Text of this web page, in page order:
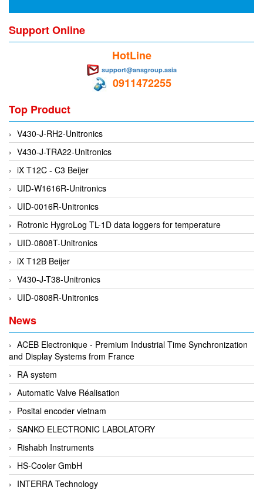
FAIRCHILD
FANUC
FDM/ F.lli Della Marca Srl
FESTO
FHF (EATON Crouse-Hinds)
Fife/ Maxcess
Fimet
Fine Suntronix
FineTek
Finna Sensors Vietnam
Fireye
Fischer
Fisher
FISO Vietnam
FLENDER
Flexaust
Flexim
FLIR
FLOMAG
flotron
Flow Force/ Super Green Power-Tech
Floweserve/PMV
Flowline
Flow-Mon
Support Online
HotLine
support@ansgroup.asia
0911472255
Top Product
V430-J-RH2-Unitronics
V430-J-TRA22-Unitronics
iX T12C - C3 Beijer
UID-W1616R-Unitronics
UID-0016R-Unitronics
Rotronic HygroLog TL-1D data loggers for temperature
UID-0808T-Unitronics
iX T12B Beijer
V430-J-T38-Unitronics
UID-0808R-Unitronics
News
ACEB Electronique - Premium Industrial Time Synchronization
and Display Systems from France
RA system
Automatic Valve Réalisation
Posital encoder vietnam
SANKO ELECTRONIC LABOLATORY
Rishabh Instruments
HS-Cooler GmbH
INTERRA Technology